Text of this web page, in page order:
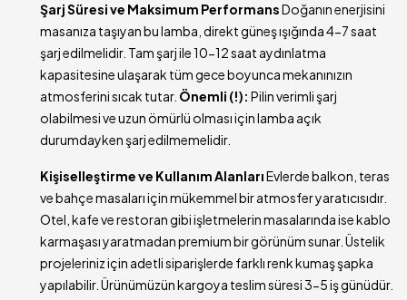
Şarj Süresi ve Maksimum PerformansDoğanın enerjisini
masanıza taşıyan bu lamba, direkt güneş ışığında 4-7 saat
şarj edilmelidir. Tam şarj ile 10-12 saat aydınlatma
kapasitesine ulaşarak tüm gece boyunca mekanınızın
atmosferini sıcak tutar. Önemli (!): Pilin verimli şarj
olabilmesi ve uzun ömürlü olması için lamba açık
durumdayken şarj edilmemelidir.
Kişiselleştirme ve Kullanım AlanlarıEvlerde balkon, teras
ve bahçe masaları için mükemmel bir atmosfer yaratıcısıdır.
Otel, kafe ve restoran gibi işletmelerin masalarında ise kablo
karmaşası yaratmadan premium bir görünüm sunar. Üstelik
projeleriniz için adetli siparişlerde farklı renk kumaş şapka
yapılabilir. Ürünümüzün kargoya teslim süresi 3-5 iş günüdür.